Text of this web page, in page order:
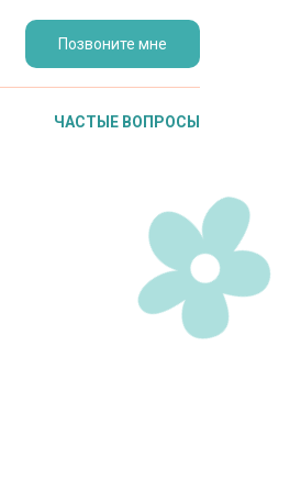
Позвоните мне
ЧАСТЫЕ ВОПРОСЫ